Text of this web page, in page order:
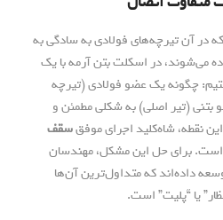
در آن تیرچه‌های فولادی به سادگی به
می‌شوند، در اسکلت بتن آرمه با یک
چگونه یک عضو فولادی (تیرچه
(تیر اصلی) به شکلی مطمئن و
نقطه، شاه‌کلید اجرای موفقسقف
است. برای حل این مشکل، مهندسان
داده‌اند که متداول‌ترین آن‌ها
یا “پلیت” است.